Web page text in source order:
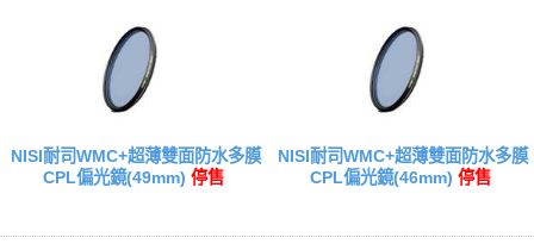
NISI耐司WMC+超薄雙面防水多膜
CPL偏光鏡(49mm) 停售
NISI耐司WMC+超薄雙面防水多膜
CPL偏光鏡(46mm) 停售